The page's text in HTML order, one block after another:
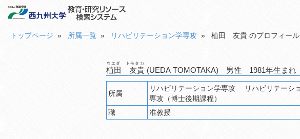
トップページ » 所属一覧 » リハビリテーション学専攻 » 植田 友貴 のプロフィール
植田 友貴
ウエダ トモタカ
(UEDA TOMOTAKA) 男性 1981年生まれ
所属
リハビリテーション学専攻 リハビリテーション学科（作業療法学専攻） デジタル社会共創学環 保健医療学
専攻（博士後期課程）
職
准教授